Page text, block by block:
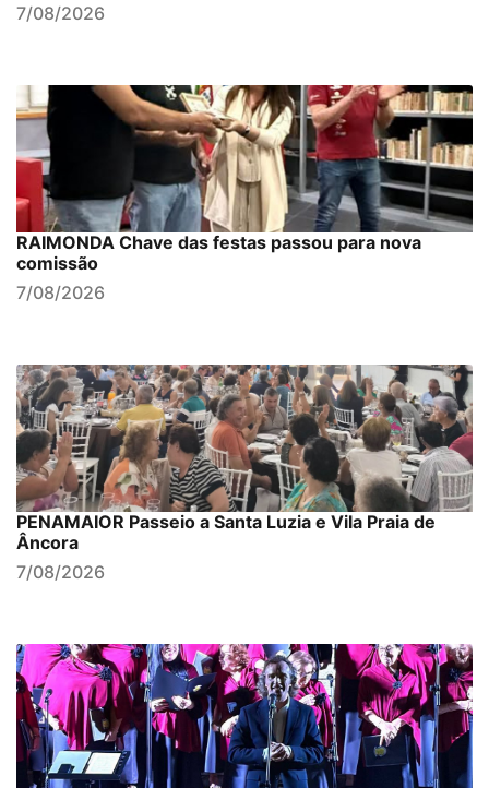
7/08/2026
RAIMONDA Chave das festas passou para nova
comissão
7/08/2026
PENAMAIOR Passeio a Santa Luzia e Vila Praia de
Âncora
7/08/2026